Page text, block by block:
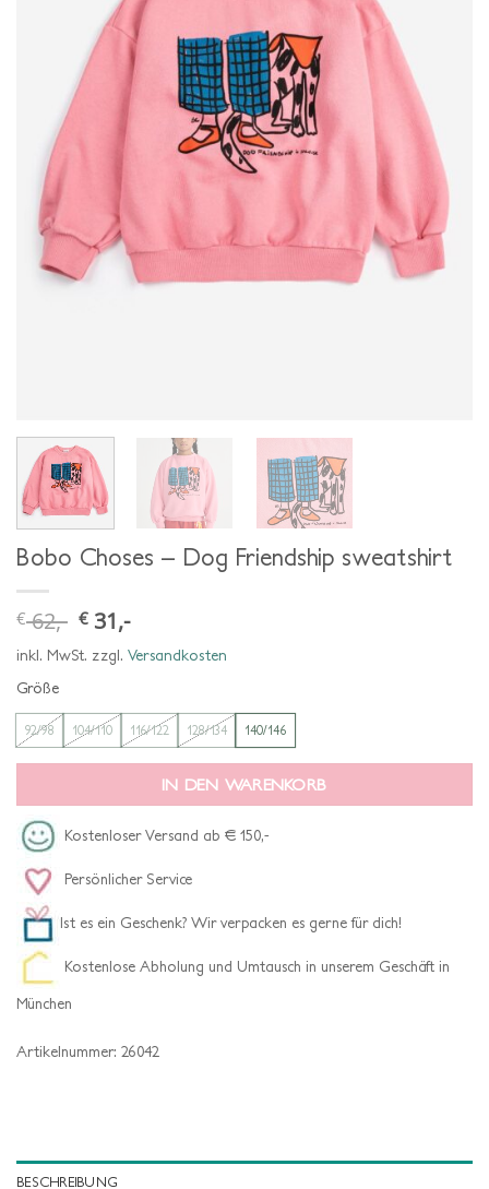
Bobo Choses – Dog Friendship sweatshirt
€62,- ursprünglicher
preis
war:
€ 62,-
€ 31,-aktueller
ist:
€ 31,-.
inkl. MwSt. zzgl. Versandkosten
Größe
92/98 104/110 116/122 128/134 140/146
IN DEN WARENKORB
Kostenloser Versand ab € 150,-
Persönlicher Service
Ist es ein Geschenk? Wir verpacken es gerne für dich!
Kostenlose Abholung und Umtausch in unserem Geschäft in
München
Artikelnummer: 26042
BESCHREIBUNG